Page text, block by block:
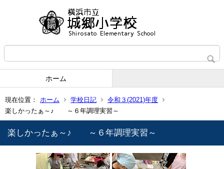
ホーム
現在位置： ホーム 学校日記
令和３(2021)年度
楽しかったぁ～♪ ～６年調理実習～
楽しかったぁ～♪ ～６年調理実習～